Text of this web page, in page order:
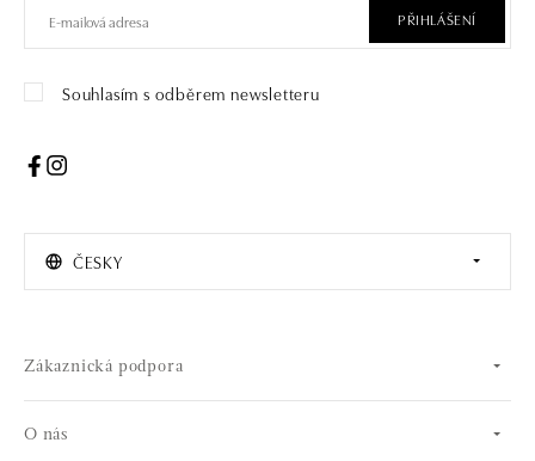
PŘIHLÁŠENÍ
Souhlasím s odběrem newsletteru
ČESKY
Zákaznická podpora
O nás